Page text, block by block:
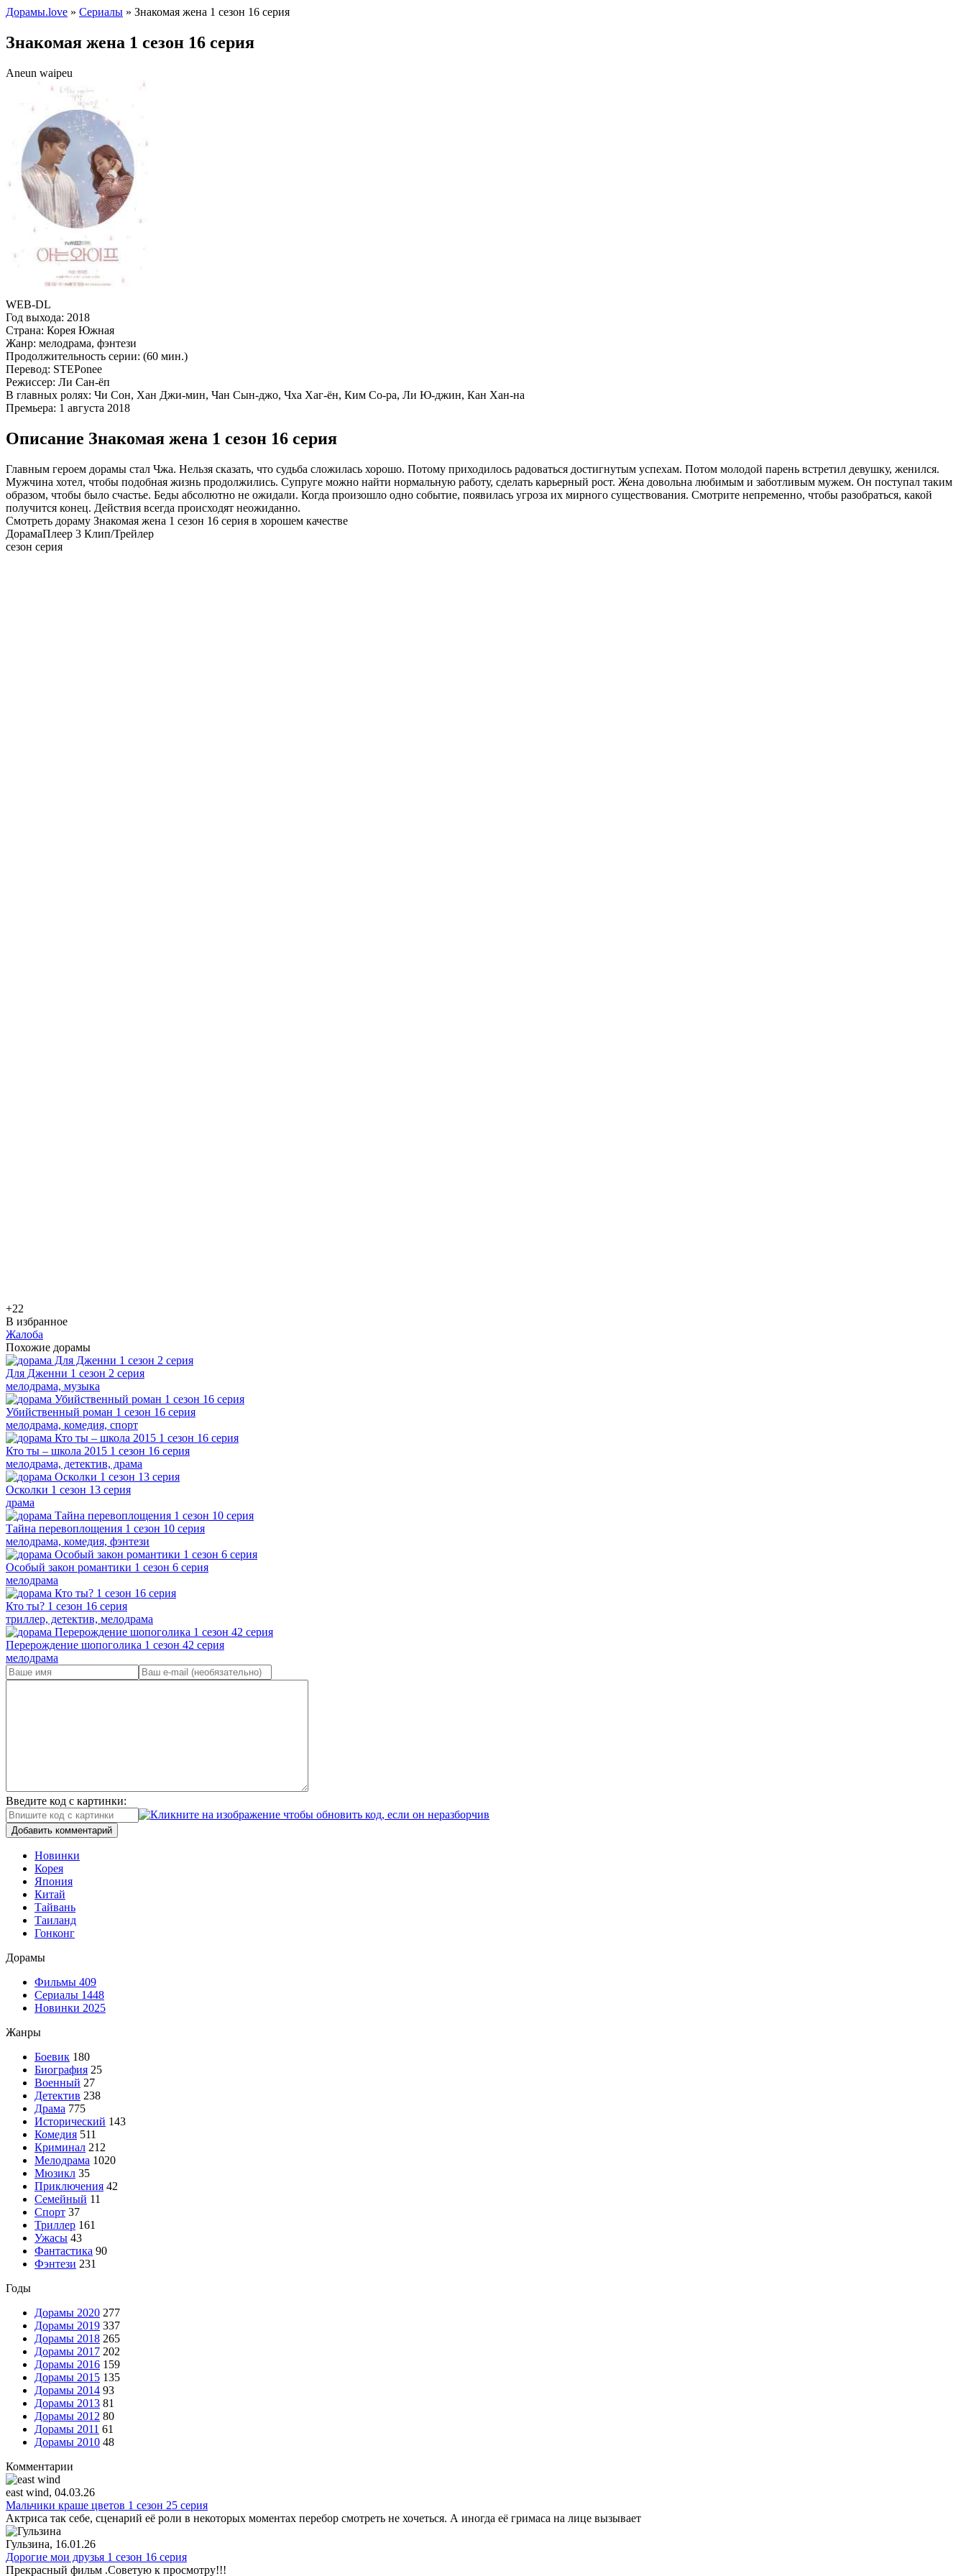
Дорамы.love » Сериалы » Знакомая жена 1 сезон 16 серия
Знакомая жена 1 сезон 16 серия
Aneun waipeu
WEB-DL
Год выхода: 2018
Страна: Корея Южная
Жанр: мелодрама, фэнтези
Продолжительность серии: (60 мин.)
Перевод: STEPonee
Режиссер: Ли Сан-ёп
В главных ролях: Чи Сон, Хан Джи-мин, Чан Сын-джо, Чха Хаг-ён, Ким Со-ра, Ли Ю-джин, Кан Хан-на
Премьера: 1 августа 2018
Описание Знакомая жена 1 сезон 16 серия
Главным героем дорамы стал Чжа. Нельзя сказать, что судьба сложилась хорошо. Потому приходилось радоваться достигнутым успехам. Потом молодой парень встретил девушку, женился.
Мужчина хотел, чтобы подобная жизнь продолжились. Супруге можно найти нормальную работу, сделать карьерный рост. Жена довольна любимым и заботливым мужем. Он поступал таким
образом, чтобы было счастье. Беды абсолютно не ожидали. Когда произошло одно событие, появилась угроза их мирного существования. Смотрите непременно, чтобы разобраться, какой
получится конец. Действия всегда происходят неожиданно.
Смотреть дораму Знакомая жена 1 сезон 16 серия в хорошем качестве
ДорамаПлеер 3 Клип/Трейлер
сезон серия
+22
В избранное
Жалоба
Похожие дорамы
Для Дженни 1 сезон 2 серия
мелодрама, музыка
Убийственный роман 1 сезон 16 серия
мелодрама, комедия, спорт
Кто ты – школа 2015 1 сезон 16 серия
мелодрама, детектив, драма
Осколки 1 сезон 13 серия
драма
Тайна перевоплощения 1 сезон 10 серия
мелодрама, комедия, фэнтези
Особый закон романтики 1 сезон 6 серия
мелодрама
Кто ты? 1 сезон 16 серия
триллер, детектив, мелодрама
Перерождение шопоголика 1 сезон 42 серия
мелодрама
Введите код с картинки:
Добавить комментарий
Новинки
Корея
Япония
Китай
Тайвань
Таиланд
Гонконг
Дорамы
Фильмы 409
Сериалы 1448
Новинки 2025
Жанры
Боевик 180
Биография 25
Военный 27
Детектив 238
Драма 775
Исторический 143
Комедия 511
Криминал 212
Мелодрама 1020
Мюзикл 35
Приключения 42
Семейный 11
Спорт 37
Триллер 161
Ужасы 43
Фантастика 90
Фэнтези 231
Годы
Дорамы 2020 277
Дорамы 2019 337
Дорамы 2018 265
Дорамы 2017 202
Дорамы 2016 159
Дорамы 2015 135
Дорамы 2014 93
Дорамы 2013 81
Дорамы 2012 80
Дорамы 2011 61
Дорамы 2010 48
Комментарии
east wind, 04.03.26
Мальчики краше цветов 1 сезон 25 серия
Актриса так себе, сценарий её роли в некоторых моментах перебор смотреть не хочеться. А иногда её гримаса на лице вызывает
Гульзина, 16.01.26
Дорогие мои друзья 1 сезон 16 серия
Прекрасный фильм .Советую к просмотру!!!